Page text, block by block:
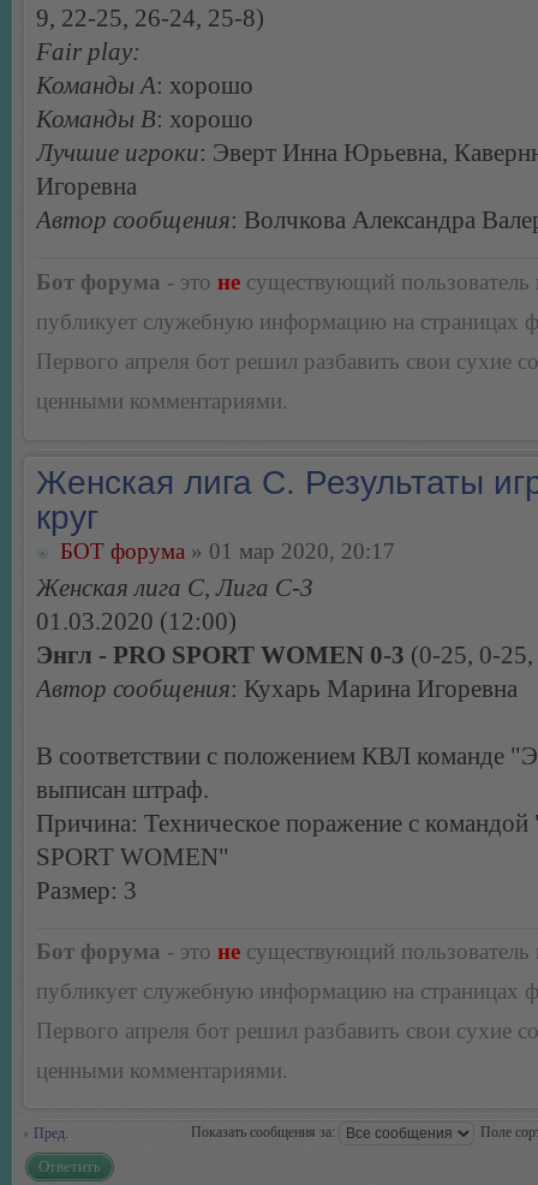
9, 22-25, 26-24, 25-8)
Fair play:
Команды А: хорошо
Команды В: хорошо
Лучшие игроки: Эверт Инна Юрьевна,
Игоревна
Автор сообщения: Волчкова Александра
Бот форума - это не существующий пользователь
публикует служебную информацию на страницах
Первого апреля бот решил разбавить свои сухие
ценными комментариями.
Женская лига С. Результаты
круг
БОТ форума » 01 мар 2020, 20:17
Женская лига С, Лига С-3
01.03.2020 (12:00)
Энгл - PRO SPORT WOMEN 0-3 (0-25, 0-
Автор сообщения: Кухарь Марина Игоревна
В соответствии с положением КВЛ команде
выписан штраф.
Причина: Техническое поражение с командой
SPORT WOMEN"
Размер: 3
Бот форума - это не существующий пользователь
публикует служебную информацию на страницах
Первого апреля бот решил разбавить свои сухие
ценными комментариями.
Пред. Показать сообщения за: Поле
Ответить